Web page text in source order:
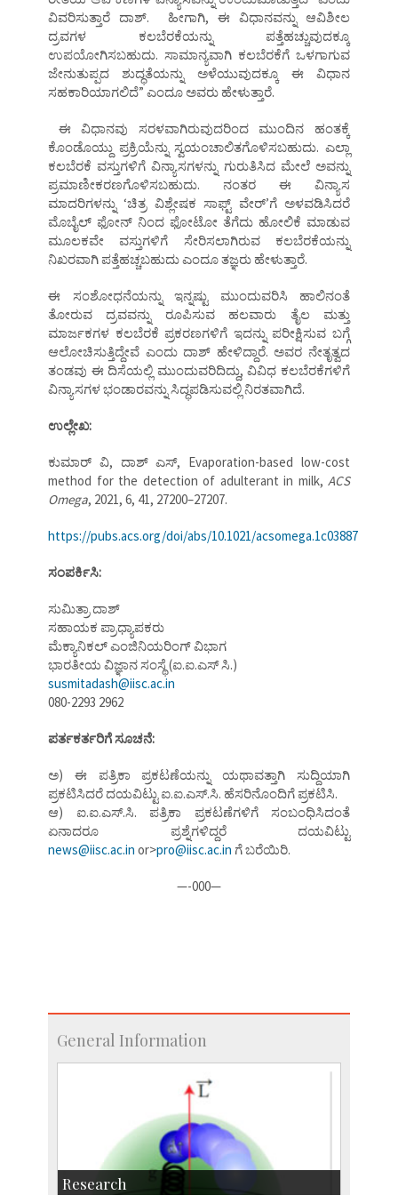
ವಿವರಿಸುತ್ತಾರೆ ದಾಶ್. ಹೀಗಾಗಿ, ಈ ವಿಧಾನವನ್ನು ಆವಿಶೀಲ
ದ್ರವಗಳ ಕಲಬೆರಕೆಯನ್ನು ಪತ್ತೆಹಚ್ಚುವುದಕ್ಕೂ
ಉಪಯೋಗಿಸಬಹುದು. ಸಾಮಾನ್ಯವಾಗಿ ಕಲಬೆರಕೆಗೆ ಒಳಗಾಗುವ
ಜೇನುತುಪ್ಪದ ಶುದ್ಧತೆಯನ್ನು ಅಳೆಯುವುದಕ್ಕೂ ಈ ವಿಧಾನ
ಸಹಕಾರಿಯಾಗಲಿದೆ” ಎಂದೂ ಅವರು ಹೇಳುತ್ತಾರೆ.
ಈ ವಿಧಾನವು ಸರಳವಾಗಿರುವುದರಿಂದ ಮುಂದಿನ ಹಂತಕ್ಕೆ
ಕೊಂಡೊಯ್ದು ಪ್ರಕ್ರಿಯೆನ್ನು ಸ್ವಯಂಚಾಲಿತಗೊಳಿಸಬಹುದು. ಎಲ್ಲಾ
ಕಲಬೆರಕೆ ವಸ್ತುಗಳಿಗೆ ವಿನ್ಯಾಸಗಳನ್ನು ಗುರುತಿಸಿದ ಮೇಲೆ ಅವನ್ನು
ಪ್ರಮಾಣೀಕರಣಗೊಳಿಸಬಹುದು. ನಂತರ ಈ ವಿನ್ಯಾಸ
ಮಾದರಿಗಳನ್ನು ‘ಚಿತ್ರ ವಿಶ್ಲೇಷಕ ಸಾಫ್ಟ್ ವೇರ್’ಗೆ ಅಳವಡಿಸಿದರೆ
ಮೊಬೈಲ್ ಫೋನ್ ನಿಂದ ಫೋಟೋ ತೆಗೆದು ಹೋಲಿಕೆ ಮಾಡುವ
ಮೂಲಕವೇ ವಸ್ತುಗಳಿಗೆ ಸೇರಿಸಲಾಗಿರುವ ಕಲಬೆರಕೆಯನ್ನು
ನಿಖರವಾಗಿ ಪತ್ತೆಹಚ್ಚಬಹುದು ಎಂದೂ ತಜ್ಞರು ಹೇಳುತ್ತಾರೆ.
ಈ ಸಂಶೋಧನೆಯನ್ನು ಇನ್ನಷ್ಟು ಮುಂದುವರಿಸಿ ಹಾಲಿನಂತೆ
ತೋರುವ ದ್ರವವನ್ನು ರೂಪಿಸುವ ಹಲವಾರು ತೈಲ ಮತ್ತು
ಮಾರ್ಜಕಗಳ ಕಲಬೆರಕೆ ಪ್ರಕರಣಗಳಿಗೆ ಇದನ್ನು ಪರೀಕ್ಷಿಸುವ ಬಗ್ಗೆ
ಆಲೋಚಿಸುತ್ತಿದ್ದೇವೆ ಎಂದು ದಾಶ್ ಹೇಳಿದ್ದಾರೆ. ಅವರ ನೇತೃತ್ವದ
ತಂಡವು ಈ ದಿಸೆಯಲ್ಲಿ ಮುಂದುವರಿದಿದ್ದು, ವಿವಿಧ ಕಲಬೆರಕೆಗಳಿಗೆ
ವಿನ್ಯಾಸಗಳ ಭಂಡಾರವನ್ನು ಸಿದ್ಧಪಡಿಸುವಲ್ಲಿ ನಿರತವಾಗಿದೆ.
ಉಲ್ಲೇಖ:
ಕುಮಾರ್ ವಿ, ದಾಶ್ ಎಸ್, Evaporation-based low-cost
method for the detection of adulterant in milk, ACS
Omega, 2021, 6, 41, 27200–27207.
https://pubs.acs.org/doi/abs/10.1021/acsomega.1c03887
ಸಂಪರ್ಕಿಸಿ:
ಸುಮಿತ್ರಾ ದಾಶ್
ಸಹಾಯಕ ಪ್ರಾಧ್ಯಾಪಕರು
ಮೆಕ್ಯಾನಿಕಲ್ ಎಂಜಿನಿಯರಿಂಗ್ ವಿಭಾಗ
ಭಾರತೀಯ ವಿಜ್ಞಾನ ಸಂಸ್ಥೆ (ಐ.ಐ.ಎಸ್ ಸಿ.)
susmitadash@iisc.ac.in
080-2293 2962
ಪರ್ತಕರ್ತರಿಗೆ ಸೂಚನೆ:
ಅ) ಈ ಪತ್ರಿಕಾ ಪ್ರಕಟಣೆಯನ್ನು ಯಥಾವತ್ತಾಗಿ ಸುದ್ದಿಯಾಗಿ
ಪ್ರಕಟಿಸಿದರೆ ದಯವಿಟ್ಟು ಐ.ಐ.ಎಸ್.ಸಿ. ಹೆಸರಿನೊಂದಿಗೆ ಪ್ರಕಟಿಸಿ.
ಆ) ಐ.ಐ.ಎಸ್.ಸಿ. ಪತ್ರಿಕಾ ಪ್ರಕಟಣೆಗಳಿಗೆ ಸಂಬಂಧಿಸಿದಂತೆ
ಏನಾದರೂ ಪ್ರಶ್ನೆಗಳಿದ್ದರೆ ದಯವಿಟ್ಟು
news@iisc.ac.in or>pro@iisc.ac.in ಗೆ ಬರೆಯಿರಿ.
—-000—
General Information
Research